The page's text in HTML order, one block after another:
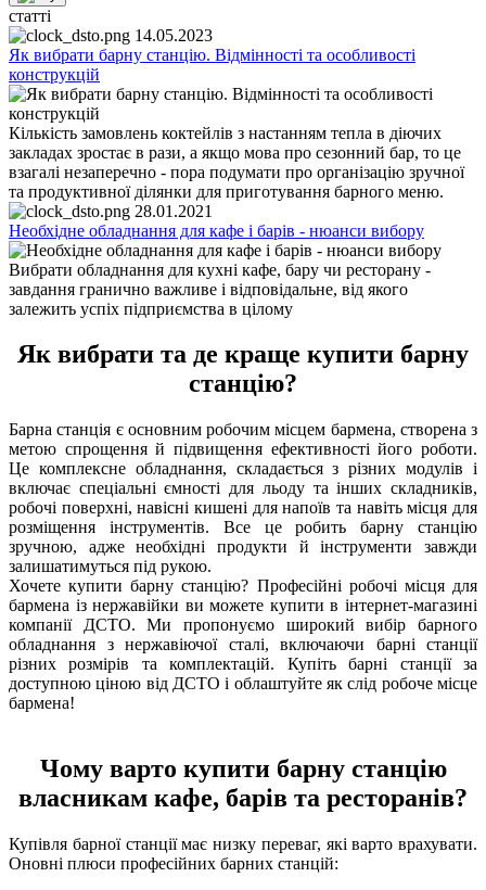
статті
14.05.2023
Як вибрати барну станцію. Відмінності та особливості
конструкцій
Кількість замовлень коктейлів з настанням тепла в діючих
закладах зростає в рази, а якщо мова про сезонний бар, то це
взагалі незаперечно - пора подумати про організацію зручної
та продуктивної ділянки для приготування барного меню.
28.01.2021
Необхідне обладнання для кафе і барів - нюанси вибору
Вибрати обладнання для кухні кафе, бару чи ресторану -
завдання гранично важливе і відповідальне, від якого
залежить успіх підприємства в цілому
Як вибрати та де краще купити барну
станцію?
Барна станція є основним робочим місцем бармена, створена з
метою спрощення й підвищення ефективності його роботи.
Це комплексне обладнання, складається з різних модулів і
включає спеціальні ємності для льоду та інших складників,
робочі поверхні, навісні кишені для напоїв та навіть місця для
розміщення інструментів. Все це робить барну станцію
зручною, адже необхідні продукти й інструменти завжди
залишатимуться під рукою.
Хочете купити барну станцію? Професійні робочі місця для
бармена із нержавійки ви можете купити в інтернет-магазині
компанії ДСТО. Ми пропонуємо широкий вибір барного
обладнання з нержавіючої сталі, включаючи барні станції
різних розмірів та комплектацій. Купіть барні станції за
доступною ціною від ДСТО і облаштуйте як слід робоче місце
бармена!
Чому варто купити барну станцію
власникам кафе, барів та ресторанів?
Купівля барної станції має низку переваг, які варто врахувати.
Оновні плюси професійних барних станцій: